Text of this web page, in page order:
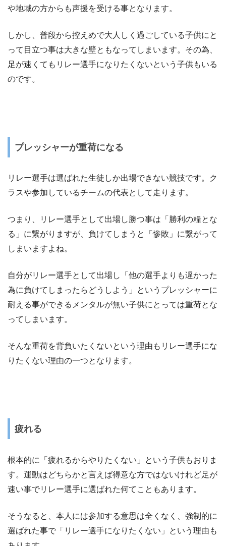
や地域の方からも声援を受ける事となります。
しかし、普段から控えめで大人しく過ごしている子供にと
って目立つ事は大きな壁ともなってしまいます。その為、
足が速くてもリレー選手になりたくないという子供もいる
のです。
プレッシャーが重荷になる
リレー選手は選ばれた生徒しか出場できない競技です。ク
ラスや参加しているチームの代表として走ります。
つまり、リレー選手として出場し勝つ事は「勝利の糧とな
る」に繋がりますが、負けてしまうと「惨敗」に繋がって
しまいますよね。
自分がリレー選手として出場し「他の選手よりも遅かった
為に負けてしまったらどうしよう」というプレッシャーに
耐える事ができるメンタルが無い子供にとっては重荷とな
ってしまいます。
そんな重荷を背負いたくないという理由もリレー選手にな
りたくない理由の一つとなります。
疲れる
根本的に「疲れるからやりたくない」という子供もおりま
す。運動はどちらかと言えば得意な方ではないけれど足が
速い事でリレー選手に選ばれた何てこともあります。
そうなると、本人には参加する意思は全くなく、強制的に
選ばれた事で「リレー選手になりたくない」という理由も